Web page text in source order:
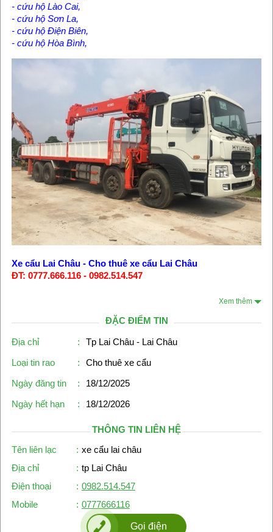
- cứu hộ Lào Cai,
- cứu hộ Sơn La,
- cứu hộ Điện Biên,
- cứu hộ Hòa Bình,
Xe cẩu Lai Châu- Cho thuê xe cẩu Lai Châu
ĐT: 0777.666.116 - 0982.514.547
Xem thêm
ĐẶC ĐIỂM TIN
Địa chỉ :
Tp Lai Châu - Lai Châu
Loại tin rao
:
Cho thuê xe cẩu
Ngày đăng tin
:
18/12/2025
Ngày hết hạn
: 18/12/2026
THÔNG TIN LIÊN HỆ
Tên liên lạc
: xe cẩu lai châu
Địa chỉ
: tp Lai Châu
Điện thoại
: 0982.514.547
Mobile
: 0777666116
Gọi điện